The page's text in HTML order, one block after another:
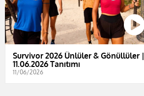
Survivor 2026 Ünlüler & Gönüllüler |
11.06.2026 Tanıtımı
11/06/2026